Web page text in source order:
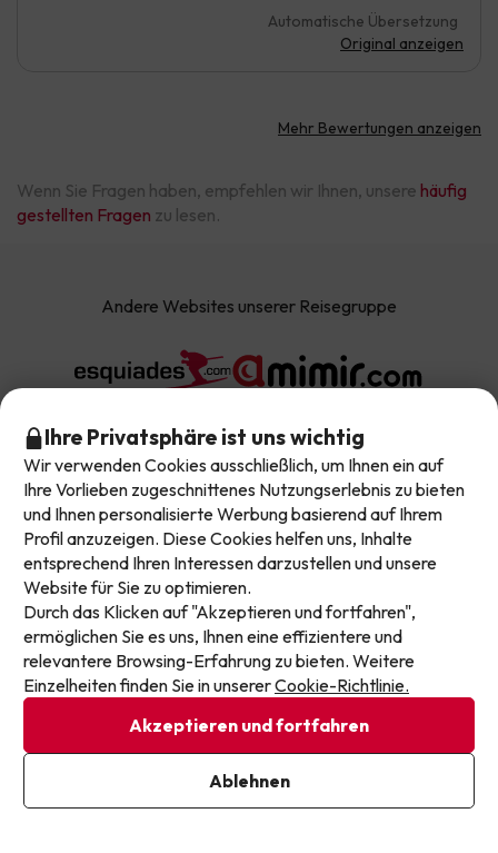
Automatische Übersetzung
Original anzeigen
Mehr Bewertungen anzeigen
Wenn Sie Fragen haben, empfehlen wir Ihnen, unsere häufig
gestellten Fragen zu lesen.
Lasst euch kein Angebot mehr entgehen!
Unsere Angebote ändern sich täglich. Hinterlasst
eure E-Mail-Adresse und erhaltet jede Woche eine
handverlesene Auswahl unserer neuesten
Urlaubsdeals, damit ihr nie wieder einen Top-Preis
verpasst.
E-Mail-Adresse
Ich bin bereits angemeldet
Indem Sie unseren Newsletter abonnieren, geben Sie Ihr
Einverständnis, Marketingmitteilungen von Jump2spain.com zu
Andere Websites unserer Reisegruppe
Über Jump2spain.com
Bewertungen
Unser Team
Unsere Reisegruppe
Support im Urlaub
Top-Reiseziele in Spanien
Angebote in Lloret de Mar
Angebote in Andalusien
Angebote auf den Kanaren
Top Deals
All-Inclusive-Hotels
Buchen Sie Ihr Schnäppchen bei Jump2spain.com
Wie man auf Jump2spain.com bucht
Ihre Privatsphäre ist uns wichtig
Wir verwenden Cookies ausschließlich, um Ihnen ein auf
Ihre Vorlieben zugeschnittenes Nutzungserlebnis zu bieten
und Ihnen personalisierte Werbung basierend auf Ihrem
Profil anzuzeigen. Diese Cookies helfen uns, Inhalte
entsprechend Ihren Interessen darzustellen und unsere
Website für Sie zu optimieren.
Durch das Klicken auf "Akzeptieren und fortfahren",
ermöglichen Sie es uns, Ihnen eine effizientere und
relevantere Browsing-Erfahrung zu bieten. Weitere
Einzelheiten finden Sie in unsererCookie-Richtlinie.
Akzeptieren und fortfahren
Ablehnen